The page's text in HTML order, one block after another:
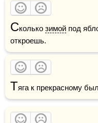
Сколько зимой под
откроешь.
Тяга к прекрасному